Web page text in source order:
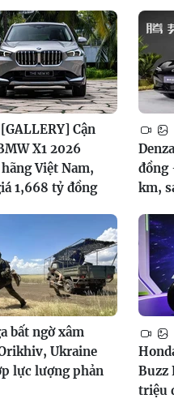
[GALLERY] Cận
X1 2026
Việt Nam,
1,668 tỷ đồng
đồng
km,
bất ngờ xâm
Ukraine
lực lượng phản
Buzz
triệu